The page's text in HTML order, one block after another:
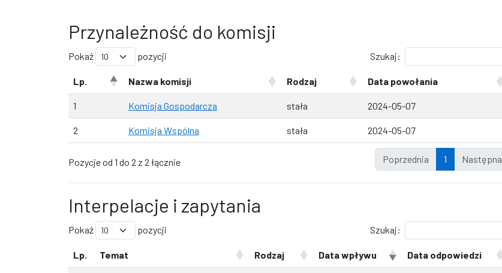
Przynależność do komisji
Pokaż pozycji Szukaj:
Lp. Nazwa komisji Rodzaj Data powołania
1 Komisja Gospodarcza stała 2024-05-07
2 Komisja Wspólna stała 2024-05-07
Pozycje od 1 do 2 z 2 łącznie Poprzednia 1 Następna
Interpelacje i zapytania
Pokaż pozycji Szukaj:
Lp. Temat Rodzaj Data wpływu Data odpowiedzi